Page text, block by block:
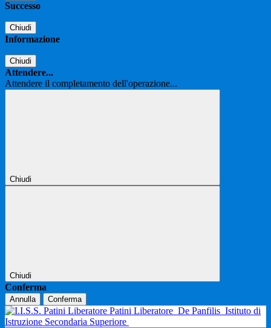
Successo
Chiudi
Informazione
Chiudi
Attendere...
Attendere il completamento dell'operazione...
Chiudi
Chiudi
Conferma
Annulla Conferma
Patini Liberatore De Panfilis Istituto di
Istruzione Secondaria Superiore